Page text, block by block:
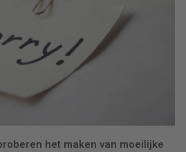
het maken van moeilijke